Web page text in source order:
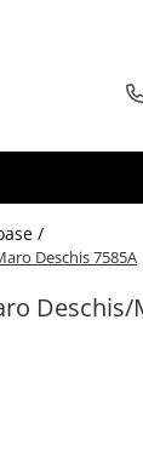
/
Deschis 7585A